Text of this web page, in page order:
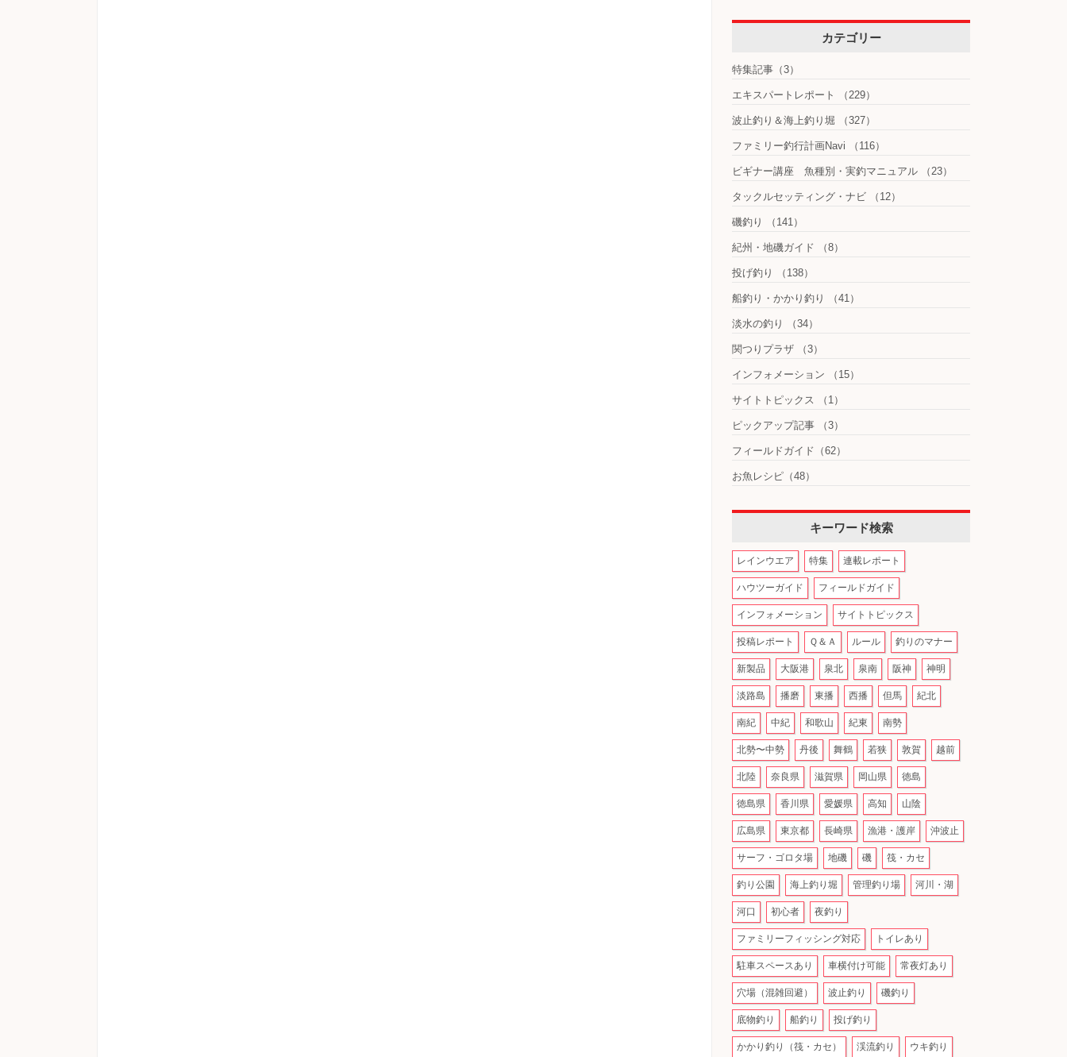
カテゴリー
特集記事 （3）
エキスパートレポート （229）
波止釣り＆海上釣り堀 （327）
ファミリー釣行計画Navi （116）
ビギナー講座 魚種別・実釣マニュアル （23）
タックルセッティング・ナビ （12）
磯釣り （141）
紀州・地磯ガイド （8）
投げ釣り （138）
船釣り・かかり釣り （41）
淡水の釣り （34）
関つりプラザ （3）
インフォメーション （15）
サイトトピックス （1）
ピックアップ記事 （3）
フィールドガイド （62）
お魚レシピ （48）
キーワード検索
レインウエア 特集 連載レポート
ハウツーガイド フィールドガイド
インフォメーション サイトトピックス
投稿レポート Ｑ＆Ａ ルール 釣りのマナー
新製品 大阪港 泉北 泉南 阪神 神明
淡路島 播磨 東播 西播 但馬 紀北
南紀 中紀 和歌山 紀東 南勢
北勢〜中勢 丹後 舞鶴 若狭 敦賀 越前
北陸 奈良県 滋賀県 岡山県 徳島
徳島県 香川県 愛媛県 高知 山陰
広島県 東京都 長崎県 漁港・護岸 沖波止
サーフ・ゴロタ場 地磯 磯 筏・カセ
釣り公園 海上釣り堀 管理釣り場 河川・湖
河口 初心者 夜釣り
ファミリーフィッシング対応 トイレあり
駐車スペースあり 車横付け可能 常夜灯あり
穴場（混雑回避） 波止釣り 磯釣り
底物釣り 船釣り 投げ釣り
かかり釣り（筏・カセ） 渓流釣り ウキ釣り